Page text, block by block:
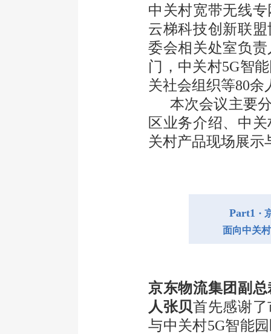
中关村宽带无线
云梯科技创新联
委会相关处室负
门，中关村5G智
关社会组织等80
本次会议主要分
区业务介绍、中
关村产品现场展示
Part1 ·
面向中关
京东物流集团副
人张贝首先感谢
与中关村5G智能